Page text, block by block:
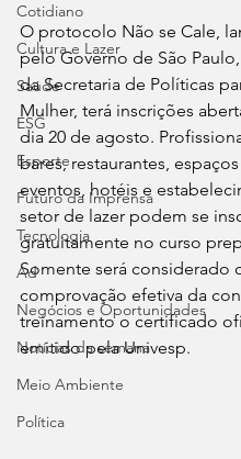
Cotidiano
Cultura e Lazer
Saúde
ESG
Esporte
Futuro da Imprensa
Tecnologia
Ad
Negócios e Oportunidades
Notícias da semana
Meio Ambiente
Política
O protocolo Não se Cale,
pelo Governo de São
da Secretaria de Políticas
Mulher, terá inscrições
dia 20 de agosto.
bares, restaurantes,
eventos, hotéis e
setor de lazer podem se
gratuitamente no curso
Somente será considerado
comprovação efetiva da
treinamento o certificado
emitido pela Univesp.